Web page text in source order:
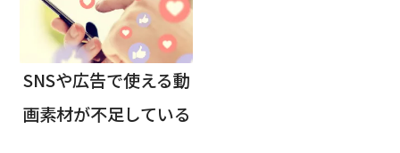
SNSや広告で使える動
画素材が不足している